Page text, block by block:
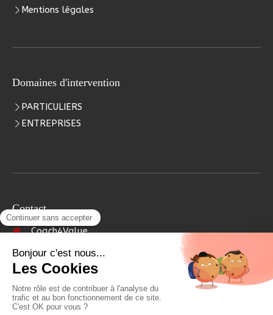
Mentions légales
Domaines d'intervention
PARTICULIERS
ENTREPRISES
Contact
Coach4Value
4 rue Aristide Briand
92700
Colombes
Afficher le téléphone
Prendre rendez-vous